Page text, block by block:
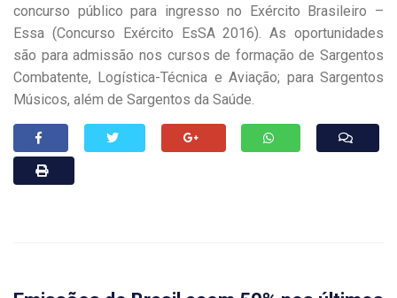
concurso público para ingresso no Exército Brasileiro –
Essa (Concurso Exército EsSA 2016). As oportunidades
são para admissão nos cursos de formação de Sargentos
Combatente, Logística-Técnica e Aviação; para Sargentos
Músicos, além de Sargentos da Saúde.